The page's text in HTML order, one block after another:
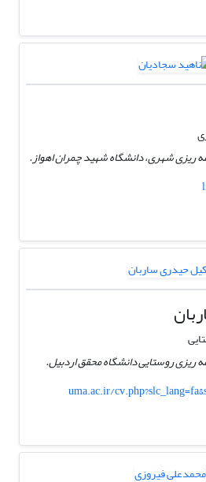
ریزی شهری، دانشگاه شهید چمران اهواز.
ریزی روستایی دانشگاه محقق اردبیل.
uma.ac.ir/